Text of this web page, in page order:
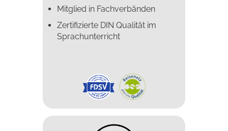
Mitglied in Fachverbänden
Zertifizierte DIN Qualität im
Sprachunterricht